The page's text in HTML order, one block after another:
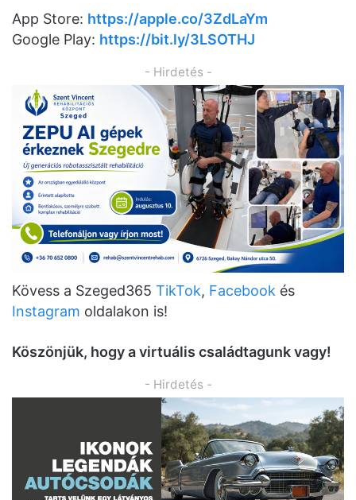
App Store: https://apple.co/3ZdLaYm
Google Play: https://bit.ly/3LSOTHJ
- Hirdetés -
Kövess a Szeged365 TikTok, Facebook és
Instagram oldalakon is!
Köszönjük, hogy a virtuális családtagunk vagy!
- Hirdetés -